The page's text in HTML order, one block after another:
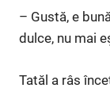
– Gustă, e
dulce, nu mai
Tatăl a râs